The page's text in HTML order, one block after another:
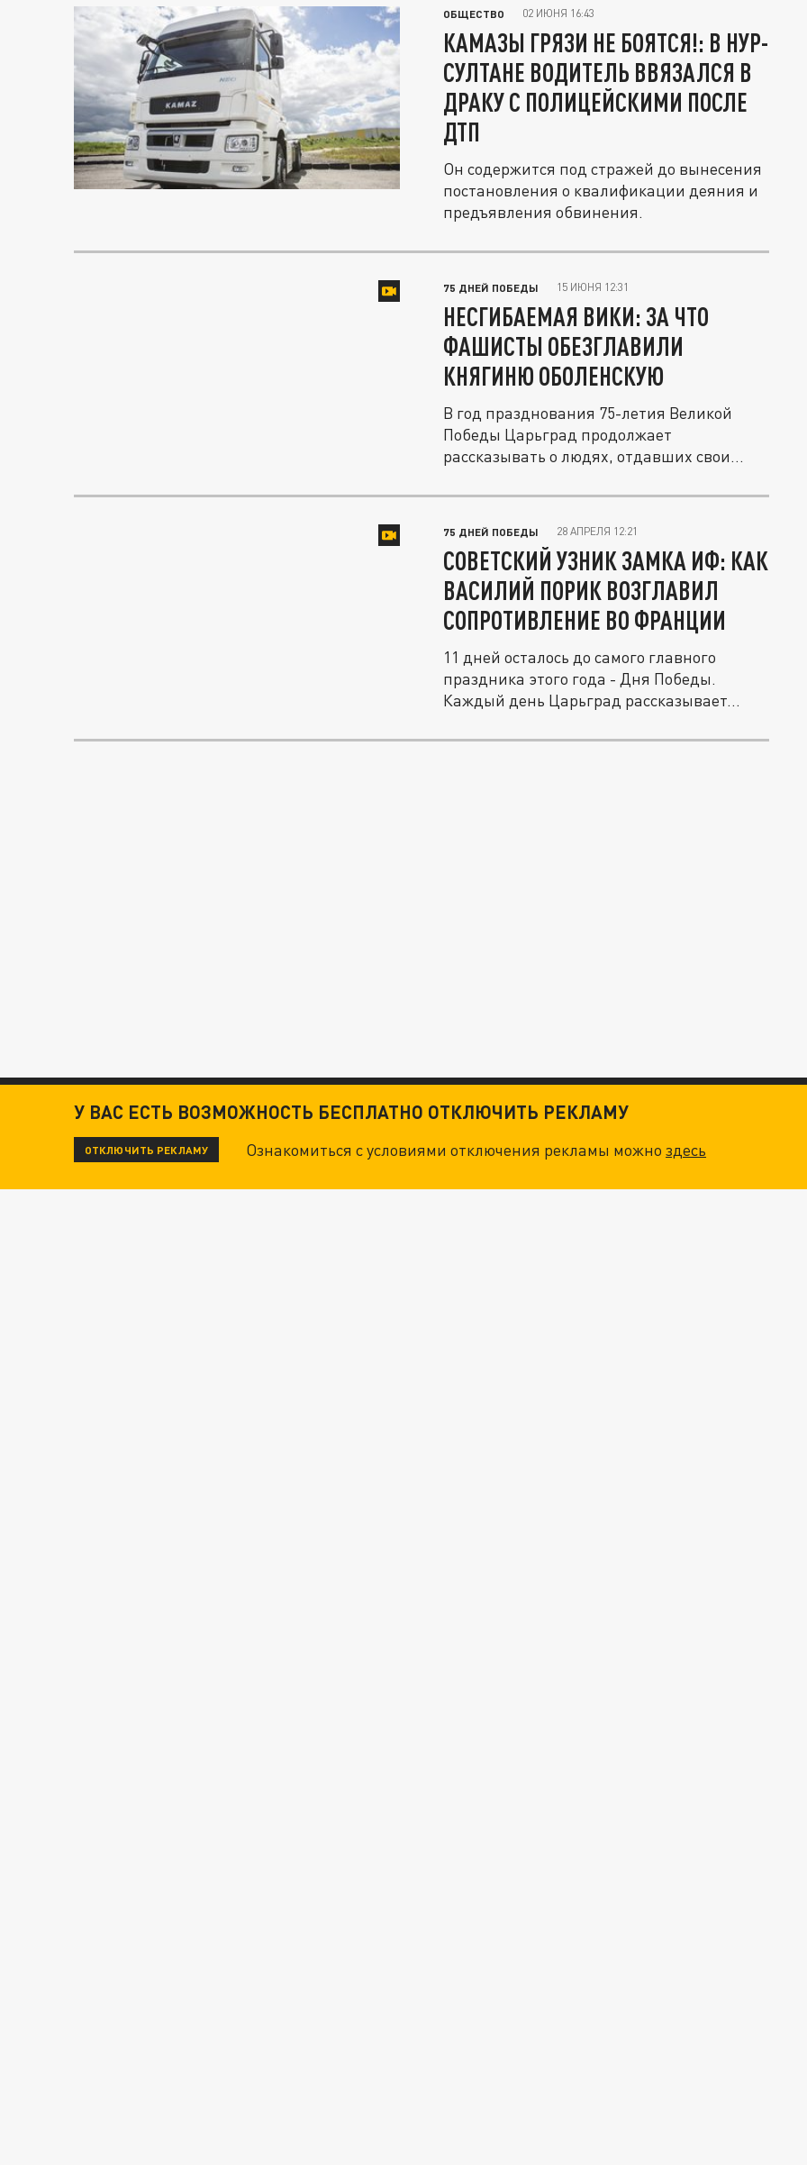
ОБЩЕСТВО 02 ИЮНЯ 16:43
КАМАЗЫ ГРЯЗИ НЕ БОЯТСЯ!: В НУР-
СУЛТАНЕ ВОДИТЕЛЬ ВВЯЗАЛСЯ В
ДРАКУ С ПОЛИЦЕЙСКИМИ ПОСЛЕ
ДТП
Он содержится под стражей до вынесения
постановления о квалификации деяния и
предъявления обвинения.
75 ДНЕЙ ПОБЕДЫ 15 ИЮНЯ 12:31
НЕСГИБАЕМАЯ ВИКИ: ЗА ЧТО
ФАШИСТЫ ОБЕЗГЛАВИЛИ
КНЯГИНЮ ОБОЛЕНСКУЮ
В год празднования 75-летия Великой
Победы Царьград продолжает
рассказывать о людях, отдавших свои
75 ДНЕЙ ПОБЕДЫ 28 АПРЕЛЯ 12:21
СОВЕТСКИЙ УЗНИК ЗАМКА ИФ: КАК
ВАСИЛИЙ ПОРИК ВОЗГЛАВИЛ
СОПРОТИВЛЕНИЕ ВО ФРАНЦИИ
11 дней осталось до самого главного
праздника этого года - Дня Победы.
Каждый день Царьград рассказывает...
У ВАС ЕСТЬ ВОЗМОЖНОСТЬ БЕСПЛАТНО ОТКЛЮЧИТЬ РЕКЛАМУ
ОТКЛЮЧИТЬ РЕКЛАМУ Ознакомиться с условиями отключения рекламы можноздесь